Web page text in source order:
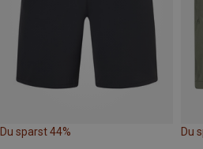
Du sparst 44% Du